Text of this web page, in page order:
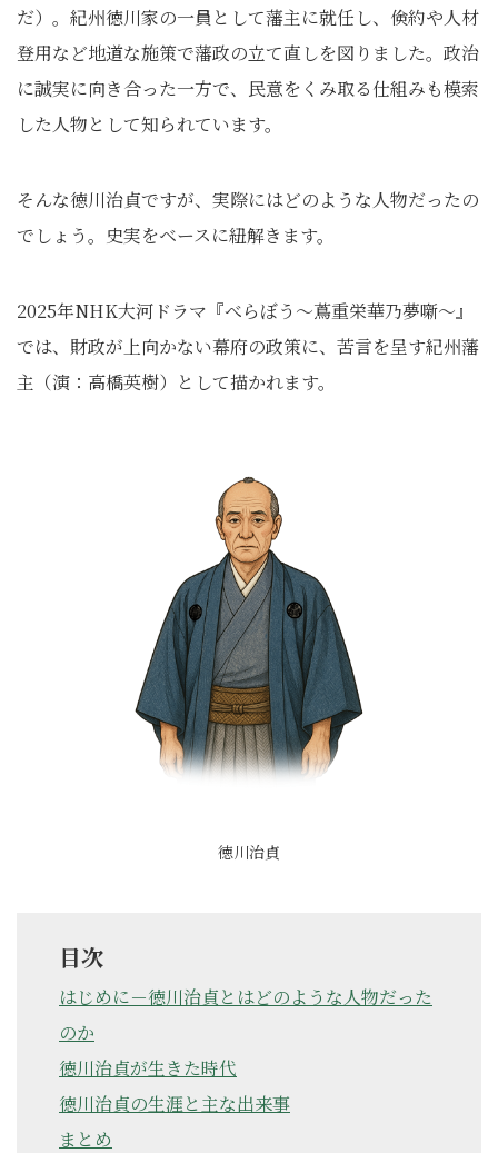
だ）。紀州徳川家の一員として藩主に就任し、倹約や人材
登用など地道な施策で藩政の立て直しを図りました。政治
に誠実に向き合った一方で、民意をくみ取る仕組みも模索
した人物として知られています。
そんな徳川治貞ですが、実際にはどのような人物だったの
でしょう。史実をベースに紐解きます。
2025年NHK大河ドラマ『べらぼう〜蔦重栄華乃夢噺〜』
では、財政が上向かない幕府の政策に、苦言を呈す紀州藩
主（演：高橋英樹）として描かれます。
徳川治貞
目次
はじめに－徳川治貞とはどのような人物だった
のか
徳川治貞が生きた時代
徳川治貞の生涯と主な出来事
まとめ